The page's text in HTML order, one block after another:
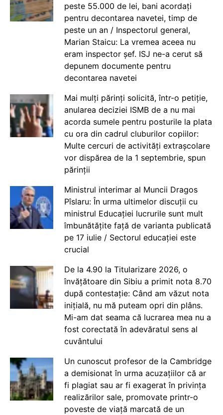
peste 55.000 de lei, bani acordați
pentru decontarea navetei, timp de
peste un an / Inspectorul general,
Marian Staicu: La vremea aceea nu
eram inspector șef. ISJ ne-a cerut să
depunem documente pentru
decontarea navetei
Mai mulți părinți solicită, într-o petiție,
anularea deciziei ISMB de a nu mai
acorda sumele pentru posturile la plata
cu ora din cadrul cluburilor copiilor:
Multe cercuri de activități extrașcolare
vor dispărea de la 1 septembrie, spun
părinții
Ministrul interimar al Muncii Dragos
Pîslaru: În urma ultimelor discuții cu
ministrul Educației lucrurile sunt mult
îmbunătățite față de varianta publicată
pe 17 iulie / Sectorul educației este
crucial
De la 4.90 la Titularizare 2026, o
învățătoare din Sibiu a primit nota 8.70
după contestație: Când am văzut nota
inițială, nu mă puteam opri din plâns.
Mi-am dat seama că lucrarea mea nu a
fost corectată în adevăratul sens al
cuvântului
Un cunoscut profesor de la Cambridge
a demisionat în urma acuzațiilor că ar
fi plagiat sau ar fi exagerat în privința
realizărilor sale, promovate printr-o
poveste de viață marcată de un